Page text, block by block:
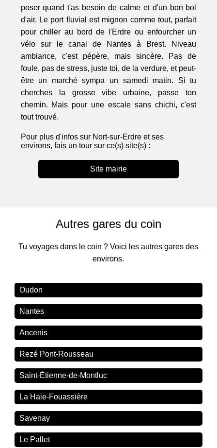
poser quand t'as besoin de calme et d'un bon bol
d'air. Le port fluvial est mignon comme tout, parfait
pour chiller au bord de l'Erdre ou enfourcher un
vélo sur le canal de Nantes à Brest. Niveau
ambiance, c'est pépère, mais sincère. Pas de
foule, pas de stress, juste toi, de la verdure, et peut-
être un marché sympa un samedi matin. Si tu
cherches la grosse vibe urbaine, passe ton
chemin. Mais pour une escale sans chichi, c'est
tout trouvé.
Pour plus d'infos sur Nort-sur-Erdre et ses
environs, fais un tour sur ce(s) site(s) :
Site mairie
Autres gares du coin
Tu voyages dans le coin ? Voici les autres gares des
environs.
Oudon
Nantes
Ancenis
Rezé Pont-Rousseau
Saint-Étienne-de-Montluc
La Haie-Fouassière
Savenay
Le Pallet